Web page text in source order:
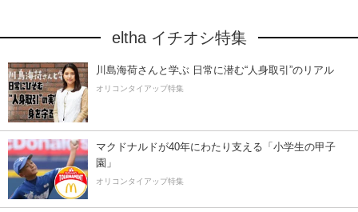
eltha イチオシ特集
川島海荷さんと学ぶ 日常に潜む“人身取引”のリアル
オリコンタイアップ特集
マクドナルドが40年にわたり支える「小学生の甲子
園」
オリコンタイアップ特集